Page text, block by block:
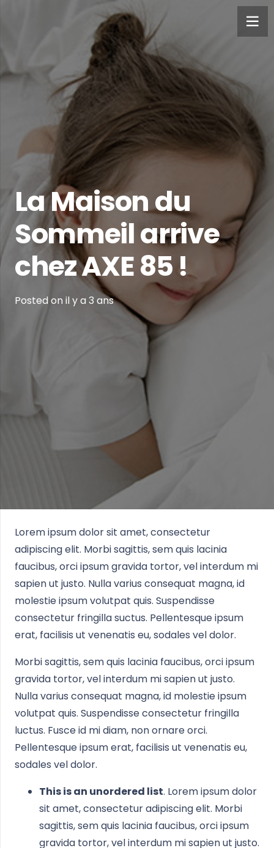
La Maison du
Sommeil arrive
chez AXE 85 !
Posted on il y a 3 ans
Lorem ipsum dolor sit amet, consectetur
adipiscing elit. Morbi sagittis, sem quis lacinia
faucibus, orci ipsum gravida tortor, vel interdum mi
sapien ut justo. Nulla varius consequat magna, id
molestie ipsum volutpat quis. Suspendisse
consectetur fringilla suctus. Pellentesque ipsum
erat, facilisis ut venenatis eu, sodales vel dolor.
Morbi sagittis, sem quis lacinia faucibus, orci ipsum
gravida tortor, vel interdum mi sapien ut justo.
Nulla varius consequat magna, id molestie ipsum
volutpat quis. Suspendisse consectetur fringilla
luctus. Fusce id mi diam, non ornare orci.
Pellentesque ipsum erat, facilisis ut venenatis eu,
sodales vel dolor.
This is an unordered list. Lorem ipsum dolor
sit amet, consectetur adipiscing elit. Morbi
sagittis, sem quis lacinia faucibus, orci ipsum
gravida tortor, vel interdum mi sapien ut justo.